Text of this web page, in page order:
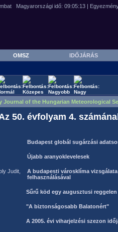
OMSZ IDŐJÁRÁS
Journal of the Hungarian Meteorological
50. évfolyam 4.
Budapest globál sugárzási
Újabb aranyoklevelesek
Judit,
A budapesti városklíma
felhasználásával
Sűrű köd egy augusztusi reggelen
"A biztonságosabb Balatonért"
A 2005. évi viharjelzési szezon